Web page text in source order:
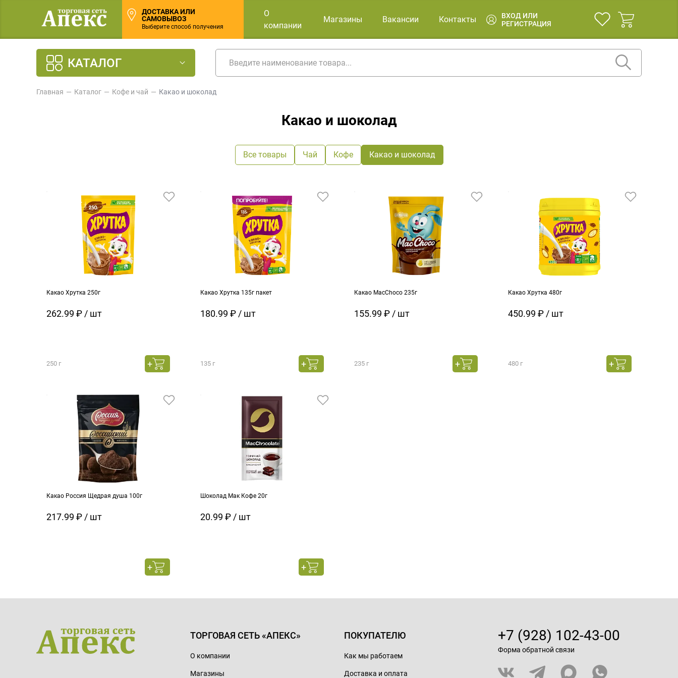
ДОСТАВКА ИЛИ
САМОВЫВОЗ
Выберите способ получения
О
компании
Магазины Вакансии Контакты
ВХОД ИЛИ
РЕГИСТРАЦИЯ
КАТАЛОГ
Главная Каталог Кофе и чай Какао и шоколад
Какао и шоколад
Все товары Чай Кофе Какао и шоколад
Какао Хрутка 250г
262.99 ₽ / шт
250 г
Какао Хрутка 135г пакет
180.99 ₽ / шт
135 г
Какао MacChoco 235г
155.99 ₽ / шт
235 г
Какао Хрутка 480г
450.99 ₽ / шт
480 г
Какао Россия Щедрая душа 100г
217.99 ₽ / шт
Шоколад Мак Кофе 20г
20.99 ₽ / шт
ТОРГОВАЯ СЕТЬ «АПЕКС»
О компании
Магазины
ПОКУПАТЕЛЮ
Как мы работаем
Доставка и оплата
+7 (928) 102-43-00
Форма обратной связи